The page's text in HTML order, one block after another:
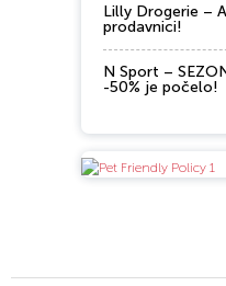
Lilly Drogerie –
prodavnici!
N Sport –
-50% je počelo!